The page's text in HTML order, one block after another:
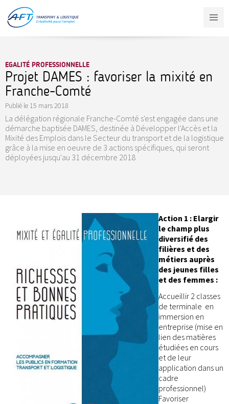
contenu
principal
EGALITÉ PROFESSIONNELLE
Projet DAMES : favoriser la mixité en
Franche-Comté
Publié le 15 mars 2018
La délégation régionale Franche-Comté s'est engagée dans une
démarche baptisée DAMES, destinée à Développer l'Accès et la
Mixité des Emplois dans le Secteur du transport et de la logistique
grâce à la mise en oeuvre de 3 actions spécifiques, qui seront
déployées jusqu'au 31 décembre 2018
Action 1 : Elargir
le champ plus
diversifié des
filières et des
métiers auprès
des jeunes filles
et des femmes :
Accueillir 2 classes
de terminale en
immersion en
entreprise (mise en
lien des matières
étudiées en cours
et de leur
application dans un
cadre
professionnel)
Favoriser